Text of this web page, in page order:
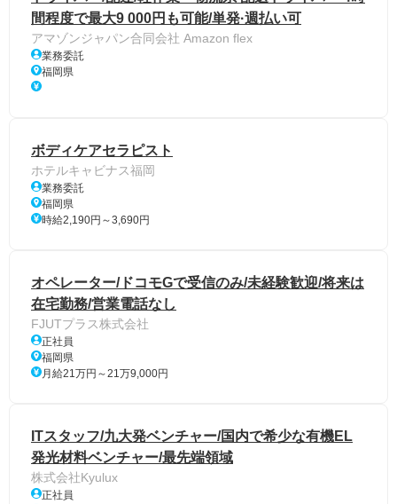
間程度で最大9 000円も可能/単発·週払い可
アマゾンジャパン合同会社 Amazon flex
業務委託
福岡県
ボディケアセラピスト
ホテルキャビナス福岡
業務委託
福岡県
時給2,190円～3,690円
オペレーター/ドコモGで受信のみ/未経験歓迎/将来は
在宅勤務/営業電話なし
FJUTプラス株式会社
正社員
福岡県
月給21万円～21万9,000円
ITスタッフ/九大発ベンチャー/国内で希少な有機EL
発光材料ベンチャー/最先端領域
株式会社Kyulux
正社員